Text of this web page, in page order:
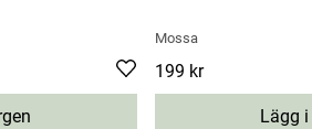
Mossa
Pris :199 kr
199 kr
Lägg